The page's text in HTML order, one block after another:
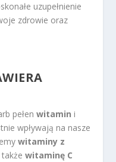
uzupełnienie
zdrowie oraz
pełenwitamin i
wpływają na nasze
witaminy z
takżewitaminę C